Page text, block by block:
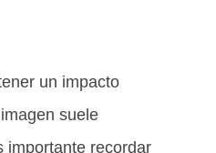
un impacto
suele
importante recordar